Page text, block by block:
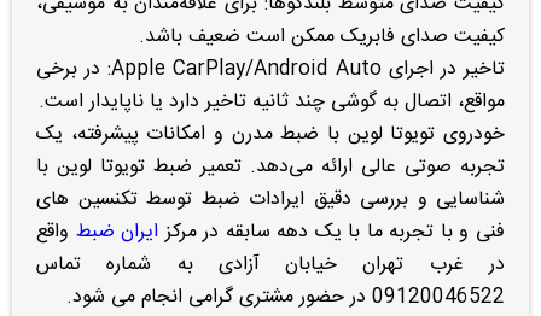
کیفیت صدای فابریک ممکن است ضعیف باشد.
تاخیر در اجرای Apple CarPlay/Android Auto: در برخی
مواقع، اتصال به گوشی چند ثانیه تاخیر دارد یا ناپایدار است.
خودروی تویوتا لوین با ضبط مدرن و امکانات پیشرفته، یک
تجربه صوتی عالی ارائه می‌دهد. تعمیر ضبط تویوتا لوین با
شناسایی و بررسی دقیق ایرادات ضبط توسط تکنسین های
فنی و با تجربه ما با یک دهه سابقه در مرکز ایران ضبط واقع
در غرب تهران خیابان آزادی به شماره تماس
09120046522 در حضور مشتری گرامی انجام می شود.